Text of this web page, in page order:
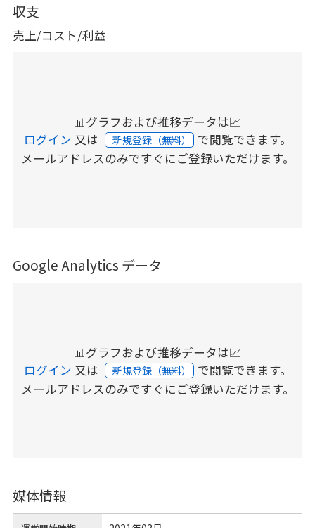
収支
売上/コスト/利益
📊グラフおよび推移データは📈
ログイン 又は 新規登録（無料） で閲覧できます。
メールアドレスのみですぐにご登録いただけます。
Google Analytics データ
📊グラフおよび推移データは📈
ログイン 又は 新規登録（無料） で閲覧できます。
メールアドレスのみですぐにご登録いただけます。
媒体情報